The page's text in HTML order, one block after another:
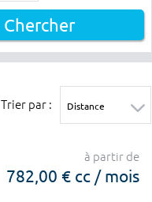
Chercher
Trier par :
à partir de
782,00 € cc / mois